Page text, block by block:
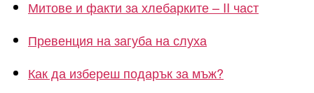
Митове и факти за хлебарките – II част
Превенция на загуба на слуха
Как да избереш подарък за мъж?